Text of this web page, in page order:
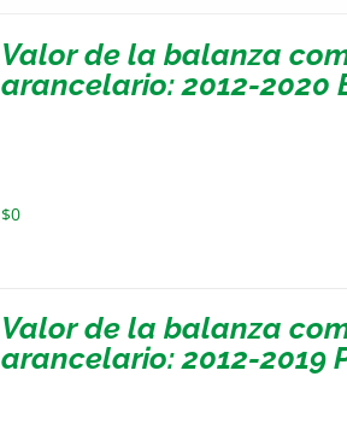
Valor de la balanza
arancelario: 2012-2020
$0
Valor de la balanza
arancelario: 2012-2019